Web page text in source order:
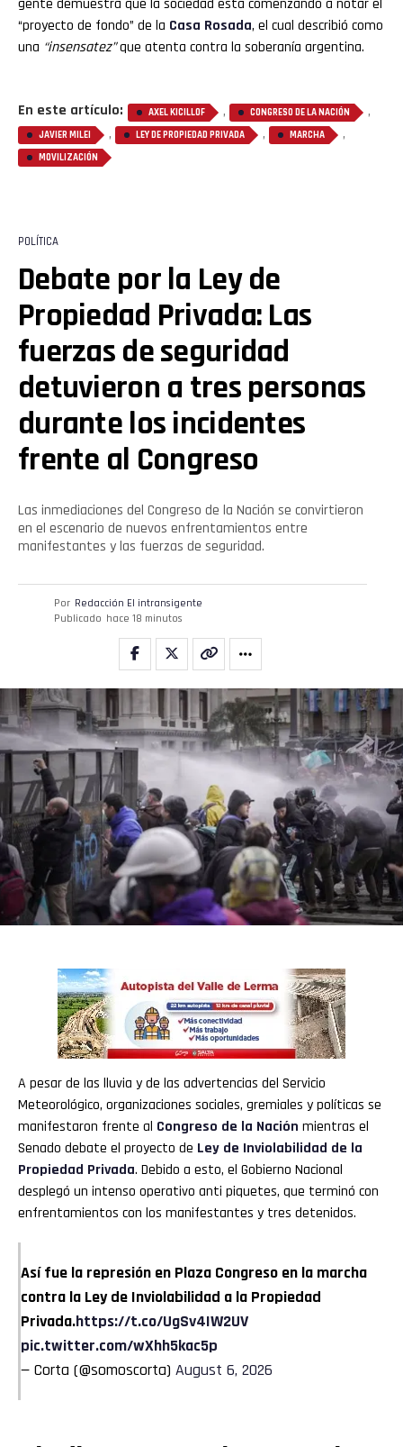
gente demuestra que la sociedad está comenzando a notar el
“proyecto de fondo” de la Casa Rosada, el cual describió como
una “insensatez”que atenta contra la soberanía argentina.
En este artículo: AXEL KICILLOF , CONGRESO DE LA NACIÓN ,
JAVIER MILEI , LEY DE PROPIEDAD PRIVADA , MARCHA ,
MOVILIZACIÓN
POLÍTICA
Debate por la Ley de
Propiedad Privada: Las
fuerzas de seguridad
detuvieron a tres personas
durante los incidentes
frente al Congreso
Las inmediaciones del Congreso de la Nación se convirtieron
en el escenario de nuevos enfrentamientos entre
manifestantes y las fuerzas de seguridad.
Por Redacción El intransigente
Publicado hace 18 minutos
A pesar de las lluvia y de las advertencias del Servicio
Meteorológico, organizaciones sociales, gremiales y políticas se
manifestaron frente al Congreso de la Nación mientras el
Senado debate el proyecto de Ley de Inviolabilidad de la
Propiedad Privada. Debido a esto, el Gobierno Nacional
desplegó un intenso operativo anti piquetes, que terminó con
enfrentamientos con los manifestantes y tres detenidos.
Así fue la represión en Plaza Congreso en la marcha
contra la Ley de Inviolabilidad a la Propiedad
Privada.https://t.co/UgSv4IW2UV
pic.twitter.com/wXhh5kac5p
— Corta (@somoscorta) August 6, 2026